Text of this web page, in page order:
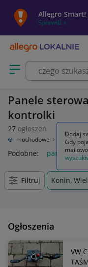
Allegro Smart!
Sprawdź »
Otwórz menu z
Panele
kontrolki
27 ogłoszeń
samochodowe
Podobne: panele
Filtruj Konin,
Ogłoszenia
VW
Dodaj
Gdy